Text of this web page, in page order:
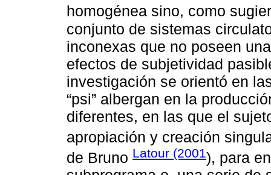
homogénea sino, como
conjunto de sistemas
inconexas que no poseen
efectos de subjetividad
investigación se orientó en
“psi” albergan en la
diferentes, en las que el
apropiación y creación
de Bruno Latour (2001), para